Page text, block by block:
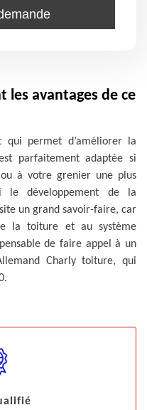
les avantages de ce
permet d’améliorer la
parfaitement adaptée si
à votre grenier une plus
le développement de la
un grand savoir-faire, car
la toiture et au système
de faire appel à un
Charly toiture, qui